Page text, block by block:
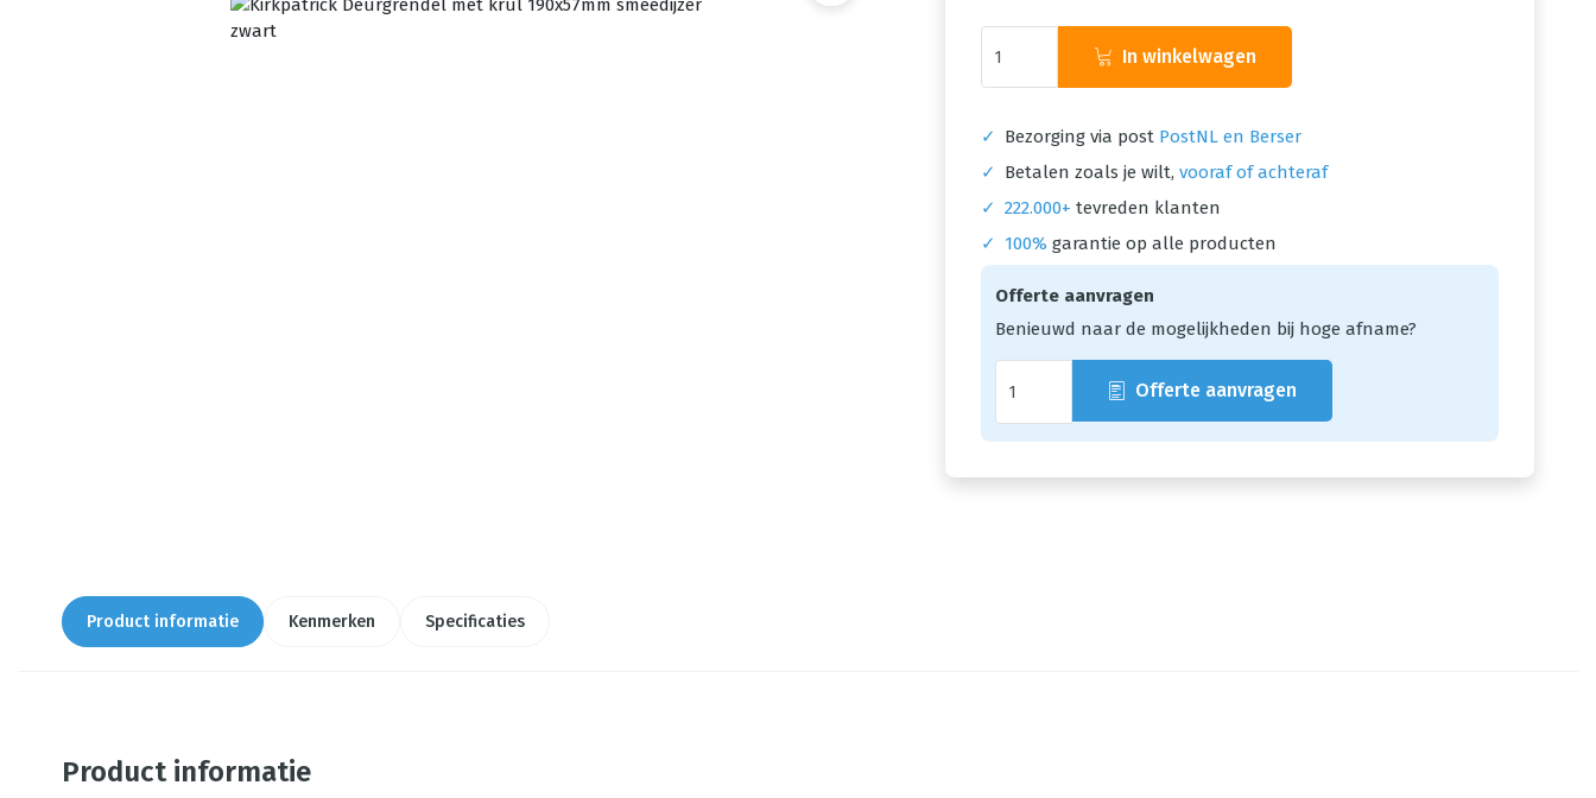
In winkelwagen
✓ Bezorging via post PostNL en Berser
✓
Betalen zoals je wilt, vooraf of achteraf
✓ 222.000+ tevreden klanten
✓
100% garantie op alle producten
Offerte aanvragen
Benieuwd naar de mogelijkheden bij hoge afname?
Offerte aanvragen
Product informatie Kenmerken Specificaties
Product informatie